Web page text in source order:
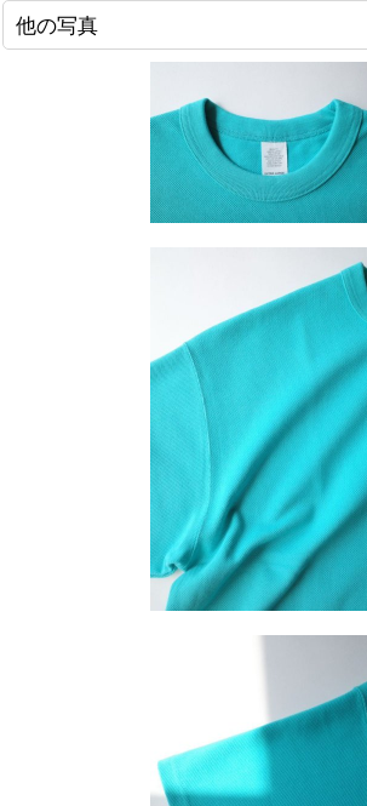
他の写真